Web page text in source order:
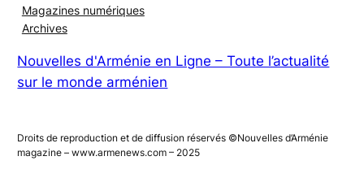
Magazines numériques
Archives
Nouvelles d'Arménie en Ligne – Toute l’actualité
sur le monde arménien
Droits de reproduction et de diffusion réservés ©Nouvelles d’Arménie
magazine – www.armenews.com – 2025